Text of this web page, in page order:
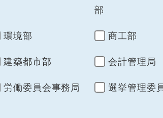
部
環境部 商工部
建築都市部 会計管理局
労働委員会事務局 選挙管理委